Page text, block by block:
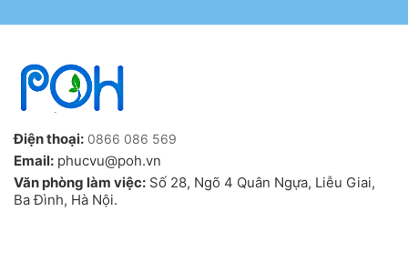
Điện thoại: 0866 086 569
Email: phucvu@poh.vn
Văn phòng làm việc: Số 28, Ngõ 4 Quân Ngựa, Liễu Giai,
Ba Đình, Hà Nội.